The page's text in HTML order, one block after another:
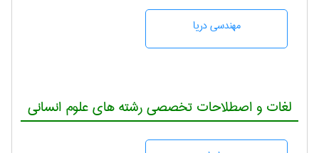
مهندسی دریا
لغات و اصطلاحات تخصصی رشته های علوم انسانی